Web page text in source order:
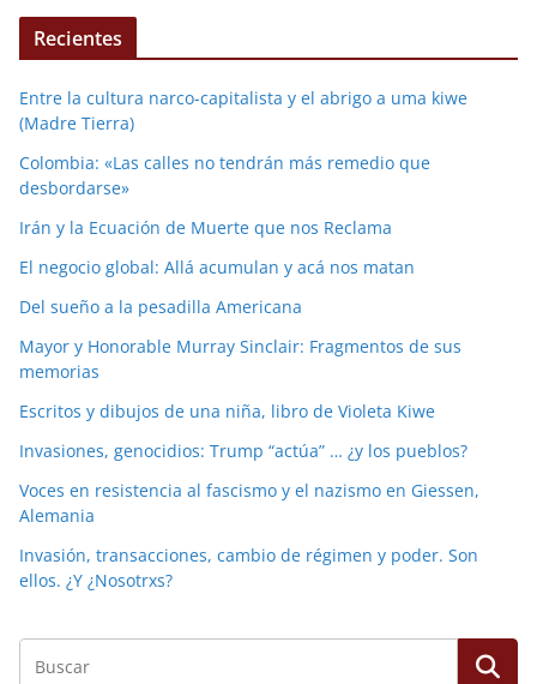
Recientes
Entre la cultura narco-capitalista y el abrigo a uma kiwe
(Madre Tierra)
Colombia: «Las calles no tendrán más remedio que
desbordarse»
Irán y la Ecuación de Muerte que nos Reclama
El negocio global: Allá acumulan y acá nos matan
Del sueño a la pesadilla Americana
Mayor y Honorable Murray Sinclair: Fragmentos de sus
memorias
Escritos y dibujos de una niña, libro de Violeta Kiwe
Invasiones, genocidios: Trump “actúa” … ¿y los pueblos?
Voces en resistencia al fascismo y el nazismo en Giessen,
Alemania
Invasión, transacciones, cambio de régimen y poder. Son
ellos. ¿Y ¿Nosotrxs?